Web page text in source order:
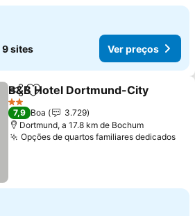
9 sites Ver preços
PartilharAdicionar aos favoritos
B&B Hotel Dortmund-City
2 Estrelas
7,9 Boa
3.729
Dortmund, a 17.8 km de Bochum
Opções de quartos familiares dedicados